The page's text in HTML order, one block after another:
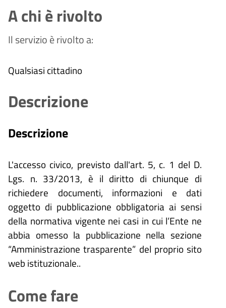
A chi è rivolto
Il servizio è rivolto a:
Qualsiasi cittadino
Descrizione
Descrizione
L'accesso civico, previsto dall'art. 5, c. 1 del D.
Lgs. n. 33/2013, è il diritto di chiunque di
richiedere documenti, informazioni e dati
oggetto di pubblicazione obbligatoria ai sensi
della normativa vigente nei casi in cui l’Ente ne
abbia omesso la pubblicazione nella sezione
“Amministrazione trasparente” del proprio sito
web istituzionale..
Come fare